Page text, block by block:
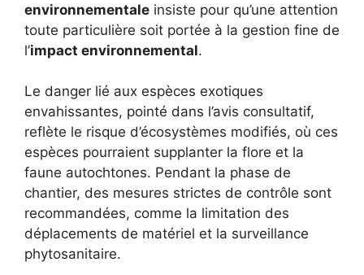
environnementale insiste pour qu’une attention
toute particulière soit portée à la gestion fine de
l’impact environnemental.
Le danger lié aux espèces exotiques
envahissantes, pointé dans l’avis consultatif,
reflète le risque d’écosystèmes modifiés, où ces
espèces pourraient supplanter la flore et la
faune autochtones. Pendant la phase de
chantier, des mesures strictes de contrôle sont
recommandées, comme la limitation des
déplacements de matériel et la surveillance
phytosanitaire.